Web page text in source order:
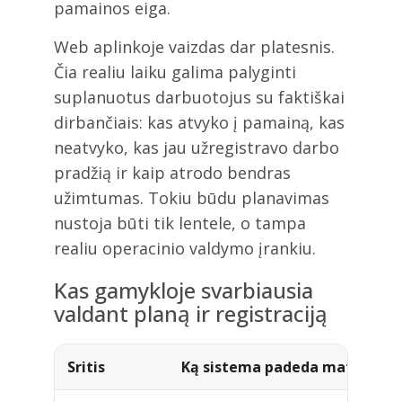
pamainos eiga.
Web aplinkoje vaizdas dar platesnis.
Čia realiu laiku galima palyginti
suplanuotus darbuotojus su faktiškai
dirbančiais: kas atvyko į pamainą, kas
neatvyko, kas jau užregistravo darbo
pradžią ir kaip atrodo bendras
užimtumas. Tokiu būdu planavimas
nustoja būti tik lentele, o tampa
realiu operacinio valdymo įrankiu.
Kas gamykloje svarbiausia
valdant planą ir registraciją
Sritis Ką sistema padeda matyti